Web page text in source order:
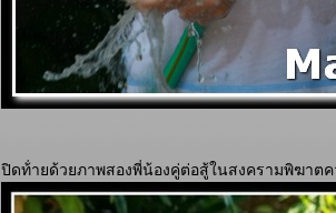
ปิดท้่ายด้วยภาพสองพี่น้องคู่ต่อสู้ในสงครามพิฆาต